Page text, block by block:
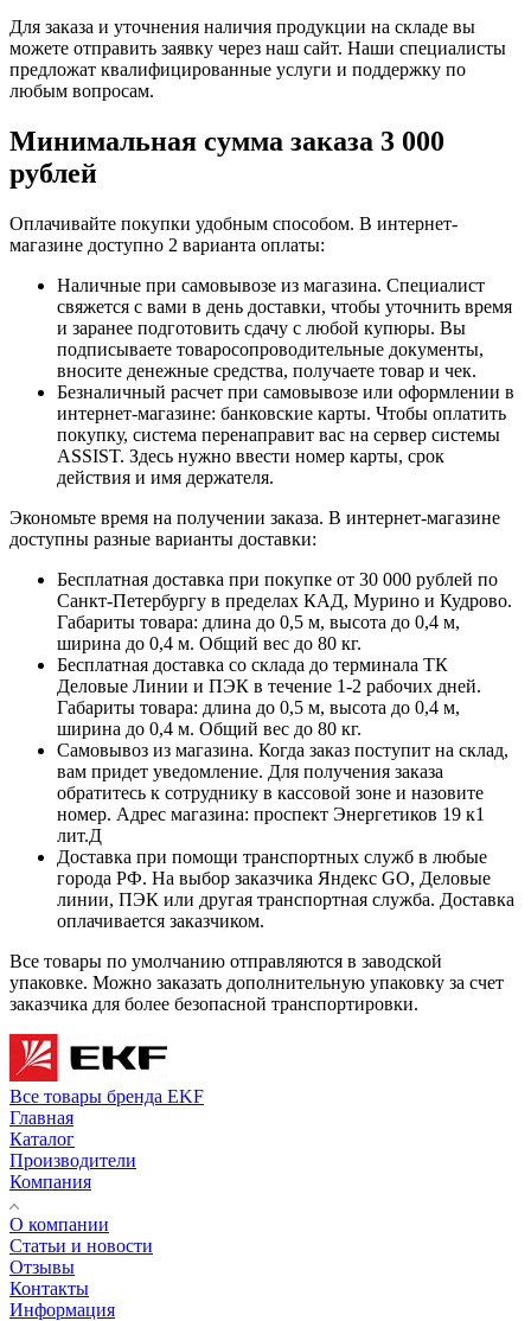
Для заказа и уточнения наличия продукции на складе вы
можете отправить заявку через наш сайт. Наши специалисты
предложат квалифицированные услуги и поддержку по
любым вопросам.
Минимальная сумма заказа 3 000
рублей
Оплачивайте покупки удобным способом. В интернет-
магазине доступно 2 варианта оплаты:
Наличные при самовывозе из магазина. Специалист
свяжется с вами в день доставки, чтобы уточнить время
и заранее подготовить сдачу с любой купюры. Вы
подписываете товаросопроводительные документы,
вносите денежные средства, получаете товар и чек.
Безналичный расчет при самовывозе или оформлении в
интернет-магазине: банковские карты. Чтобы оплатить
покупку, система перенаправит вас на сервер системы
ASSIST. Здесь нужно ввести номер карты, срок
действия и имя держателя.
Экономьте время на получении заказа. В интернет-магазине
доступны разные варианты доставки:
Бесплатная доставка при покупке от 30 000 рублей по
Санкт-Петербургу в пределах КАД, Мурино и Кудрово.
Габариты товара: длина до 0,5 м, высота до 0,4 м,
ширина до 0,4 м. Общий вес до 80 кг.
Бесплатная доставка со склада до терминала ТК
Деловые Линии и ПЭК в течение 1-2 рабочих дней.
Габариты товара: длина до 0,5 м, высота до 0,4 м,
ширина до 0,4 м. Общий вес до 80 кг.
Самовывоз из магазина. Когда заказ поступит на склад,
вам придет уведомление. Для получения заказа
обратитесь к сотруднику в кассовой зоне и назовите
номер. Адрес магазина: проспект Энергетиков 19 к1
лит.Д
Доставка при помощи транспортных служб в любые
города РФ. На выбор заказчика Яндекс GO, Деловые
линии, ПЭК или другая транспортная служба. Доставка
оплачивается заказчиком.
Все товары по умолчанию отправляются в заводской
упаковке. Можно заказать дополнительную упаковку за счет
заказчика для более безопасной транспортировки.
Все товары бренда EKF
Главная
Каталог
Производители
Компания
О компании
Статьи и новости
Отзывы
Контакты
Информация